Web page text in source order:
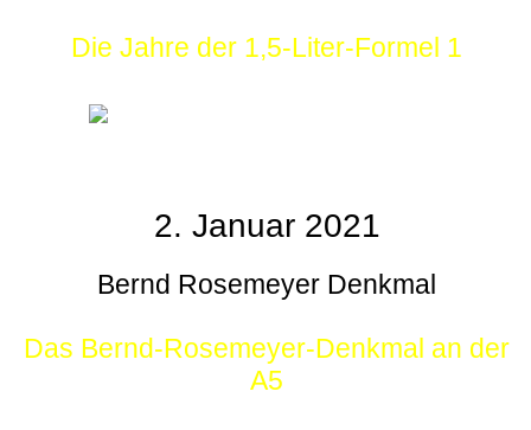
Die Jahre der 1,5-Liter-Formel 1
2. Januar 2021
Bernd Rosemeyer Denkmal
Das Bernd-Rosemeyer-Denkmal an der
A5